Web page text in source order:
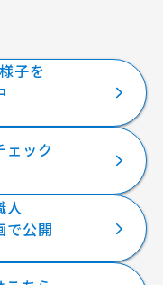
子を
ェック
人
で公開